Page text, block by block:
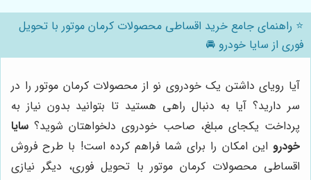
⭐️ راهنمای جامع خرید اقساطی محصولات کرمان موتور با تحویل
فوری از سایا خودرو 🚘
آیا رویای داشتن یک خودروی نو از محصولات کرمان موتور را در
سر دارید؟ آیا به دنبال راهی هستید تا بتوانید بدون نیاز به
پرداخت یکجای مبلغ، صاحب خودروی دلخواهتان شوید؟ سایا
خودرو این امکان را برای شما فراهم کرده است! با طرح فروش
اقساطی محصولات کرمان موتور با تحویل فوری، دیگر نیازی